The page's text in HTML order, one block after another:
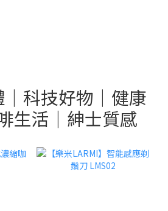
科技好物｜健康
生活｜紳士質感